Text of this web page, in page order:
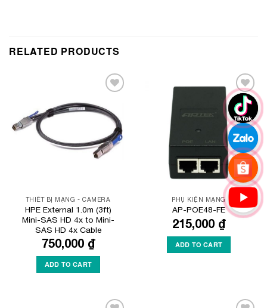
RELATED PRODUCTS
Wishlist
THIẾT BỊ MẠNG - CAMERA
HPE External 1.0m (3ft)
Mini-SAS HD 4x to Mini-
SAS HD 4x Cable
750,000 ₫
ADD TO CART
Add to
Wishlist
PHỤ KIỆN MẠNG
AP-POE48-FE
215,000 ₫
ADD TO CART